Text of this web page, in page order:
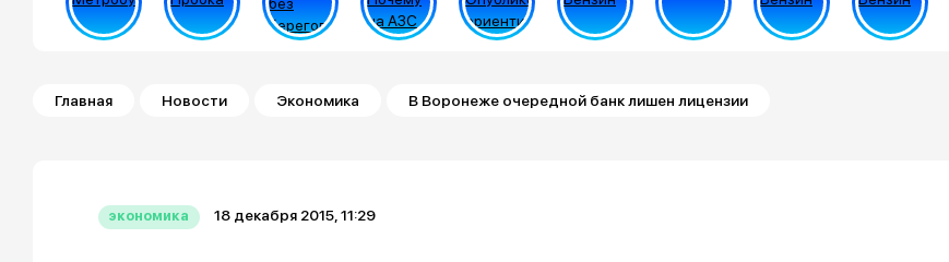
Строка навигации
Главная Новости Экономика В Воронеже очередной банк лишен лицензии
экономика 18 декабря 2015, 11:29